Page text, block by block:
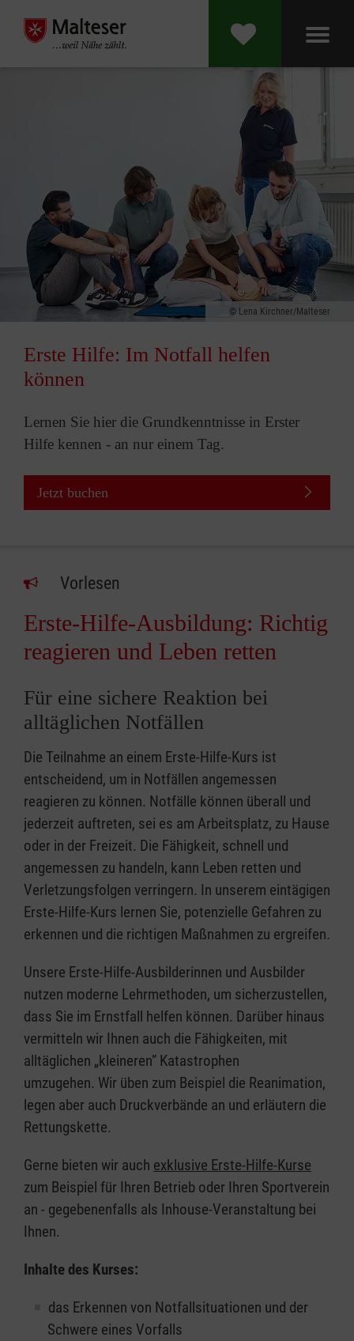
Lena Kirchner/Malteser
Erste Hilfe: Im Notfall helfen
können
Lernen Sie hier die Grundkenntnisse in Erster
Hilfe kennen - an nur einem Tag.
Jetzt buchen
Vorlesen
Erste-Hilfe-Ausbildung: Richtig
reagieren und Leben retten
Für eine sichere Reaktion bei
alltäglichen Notfällen
Die Teilnahme an einem Erste-Hilfe-Kurs ist
entscheidend, um in Notfällen angemessen
reagieren zu können. Notfälle können überall und
jederzeit auftreten, sei es am Arbeitsplatz, zu Hause
oder in der Freizeit. Die Fähigkeit, schnell und
angemessen zu handeln, kann Leben retten und
Verletzungsfolgen verringern. In unserem eintägigen
Erste-Hilfe-Kurs lernen Sie, potenzielle Gefahren zu
erkennen und die richtigen Maßnahmen zu ergreifen.
Unsere Erste-Hilfe-Ausbilderinnen und Ausbilder
nutzen moderne Lehrmethoden, um sicherzustellen,
dass Sie im Ernstfall helfen können. Darüber hinaus
vermitteln wir Ihnen auch die Fähigkeiten, mit
alltäglichen „kleineren” Katastrophen
umzugehen. Wir üben zum Beispiel die Reanimation,
legen aber auch Druckverbände an und erläutern die
Rettungskette.
Gerne bieten wir auch exklusive Erste-Hilfe-Kurse
zum Beispiel für Ihren Betrieb oder Ihren Sportverein
an - gegebenenfalls als Inhouse-Veranstaltung bei
Ihnen.
Inhalte des Kurses:
das Erkennen von Notfallsituationen und der
Schwere eines Vorfalls